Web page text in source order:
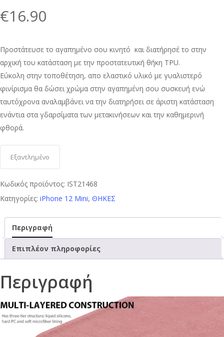
€16.90
Προστάτευσε το αγαπημένο σου κινητό και διατήρησέ το στην
αρχική του κατάσταση με την προστατευτική θήκη TPU.
Εύκολη στην τοποθέτηση, απο ελαστικό υλικό με γυαλιστερό
φινίρισμα θα δώσει χρώμα στην αγαπημένη σου συσκευή ενώ
ταυτόχρονα αναλαμβάνει να την διατηρήσει σε άριστη κατάσταση
ενάντια στα γδαρσίματα των μετακινήσεων και την καθημερινή
φθορά.
Εξαντλημένο
Κωδικός προϊόντος: IST21468
Κατηγορίες: iPhone 12 Mini, ΘΗΚΕΣ
Περιγραφή
Επιπλέον πληροφορίες
Περιγραφή